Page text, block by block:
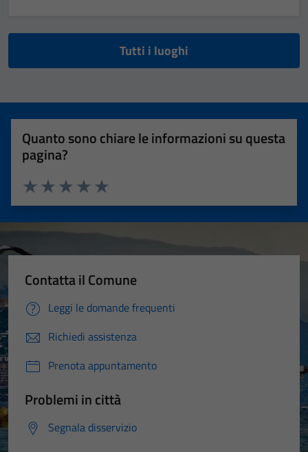
Tutti i luoghi
Quanto sono chiare le informazioni su questa
pagina?
Valuta 5 stelle su 5
Valuta 4 stelle su 5
Valuta 3 stelle su 5
Valuta 2 stelle su 5
Valuta 1 stelle su 5
Contatta il Comune
Leggi le domande frequenti
Richiedi assistenza
Prenota appuntamento
Problemi in città
Segnala disservizio